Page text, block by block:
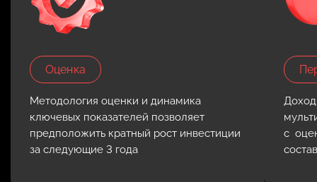
Оценка
Методология оценки и динамика
ключевых показателей позволяет
предположить кратный рост инвестиции
за следующие 3 года
с